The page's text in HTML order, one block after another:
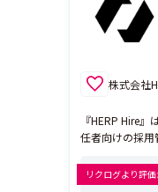
株式会社
『HERP Hire
任者向けの採用
やChatworkと
ィーな情報共有
リクログより評